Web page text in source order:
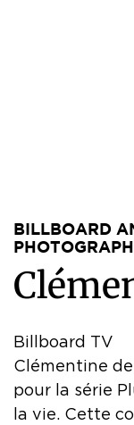
BILLBOARD
Cléme
Billboard TV
Clémentine de
pour la série
la vie. Cette